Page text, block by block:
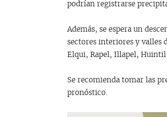
podrían registrarse
Además, se espera un
sectores interiores y valles
Elqui, Rapel, Illapel, Huintil
Se recomienda tomar las
pronóstico.